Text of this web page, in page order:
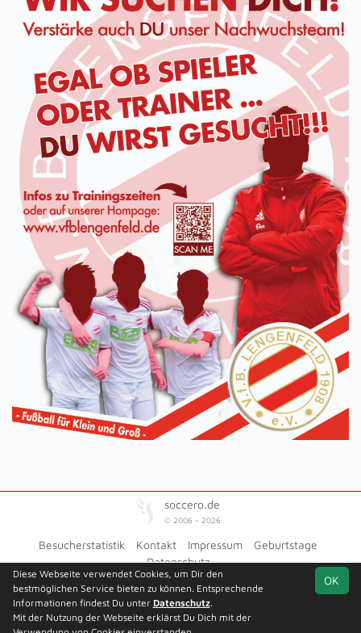
Team Spielplan
soccero.de
© 2006 - 2026
Besucherstatistik Kontakt Impressum
Geburtstage
Datenschutz
OK
Diese Webseite verwendet Cookies, um Dir den
bestmöglichen Service bieten zu können. Entsprechende
Informationen findest Du unter Datenschutz.
Mit der Nutzung der Webseite erklärst Du Dich mit der